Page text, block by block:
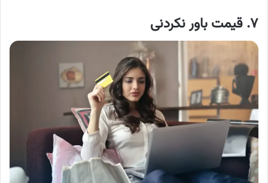
۷. قیمت باور نکردنی